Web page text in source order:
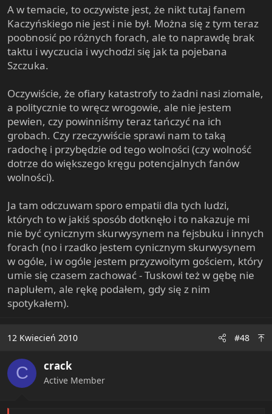
A w temacie, to oczywiste jest, że nikt tutaj fanem
Kaczyńskiego nie jest i nie był. Można się z tym teraz
poobnosić po różnych forach, ale to naprawdę brak
taktu i wyczucia i wychodzi się jak ta pojebana
Szczuka.
Oczywiście, że ofiary katastrofy to żadni nasi ziomale,
a politycznie to wręcz wrogowie, ale nie jestem
pewien, czy powinniśmy teraz tańczyć na ich
grobach. Czy rzeczywiście sprawi nam to taką
radochę i przybędzie od tego wolności (czy wolność
dotrze do większego kręgu potencjalnych fanów
wolności).
Ja tam odczuwam sporo empatii dla tych ludzi,
których to w jakiś sposób dotknęło i to nakazuje mi
nie być cynicznym skurwysynem na fejsbuku i innych
forach (no i rzadko jestem cynicznym skurwysynem
w ogóle, i w ogóle jestem przyzwoitym gościem, który
umie się czasem zachować - Tuskowi też w gębę nie
naplułem, ale rękę podałem, gdy się z nim
spotykałem).
12 Kwiecień 2010 #48
C crack
Active Member